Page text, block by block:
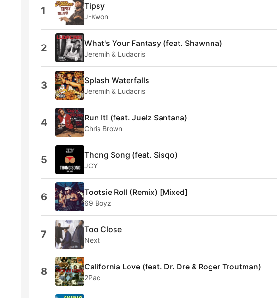
1 Tipsy
J-Kwon
2 What's Your Fantasy (feat. Shawnna)
Jeremih & Ludacris
3 Splash Waterfalls
Jeremih & Ludacris
4 Run It! (feat. Juelz Santana)
Chris Brown
5 Thong Song (feat. Sisqo)
JCY
6 Tootsie Roll (Remix) [Mixed]
69 Boyz
7 Too Close
Next
8 California Love (feat. Dr. Dre & Roger Troutman)
2Pac